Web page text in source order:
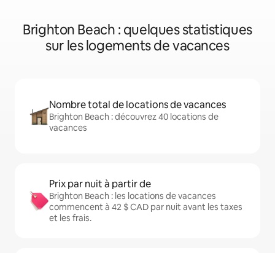
Brighton Beach : quelques statistiques
sur les logements de vacances
Nombre total de locations de vacances
Brighton Beach : découvrez 40 locations de
vacances
Prix par nuit à partir de
Brighton Beach : les locations de vacances
commencent à 42 $ CAD par nuit avant les taxes
et les frais.